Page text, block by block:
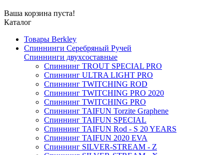
Ваша корзина пуста!
Каталог
Товары Berkley
Спиннинги Серебряный Ручей
Спиннинги двухсоставные
Спиннинг TROUT SPECIAL PRO
Спиннинг ULTRA LIGHT PRO
Спиннинг TWITCHING ROD
Спиннинг TWITCHING PRO 2020
Спиннинг TWITCHING PRO
Спиннинг TAIFUN Torzite Graphene
Спиннинг TAIFUN SPECIAL
Спиннинг TAIFUN Rod - S 20 YEARS
Спиннинг TAIFUN 2020 EVA
Спиннинг SILVER-STREAM - Z